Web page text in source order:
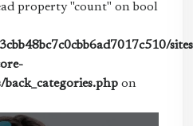
property "count" on bool
on